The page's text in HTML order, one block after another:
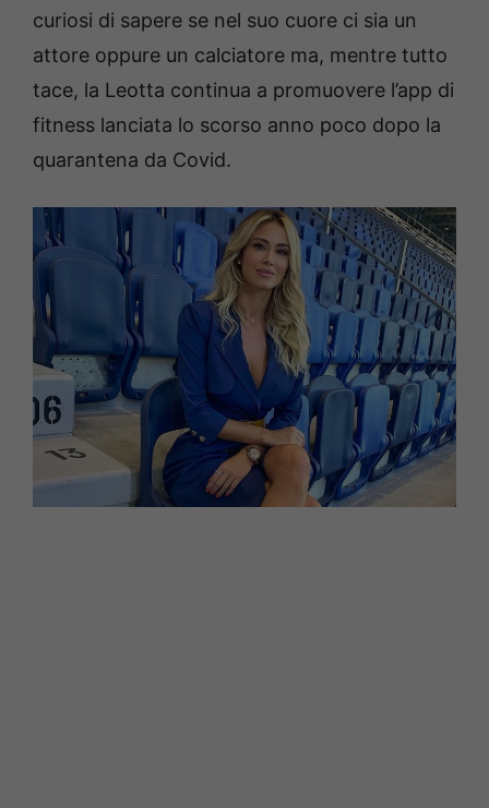
curiosi di sapere se nel suo cuore ci sia un
attore oppure un calciatore ma, mentre tutto
tace, la Leotta continua a promuovere l’app di
fitness lanciata lo scorso anno poco dopo la
quarantena da Covid.